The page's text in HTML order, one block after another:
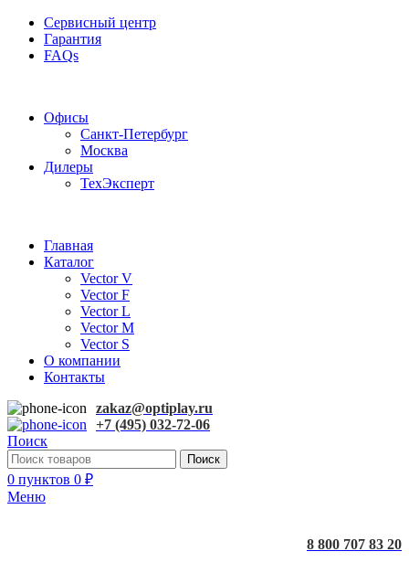
Сервисный центр
Гарантия
FAQs
Офисы
Санкт-Петербург
Москва
Дилеры
ТехЭксперт
Главная
Каталог
Vector V
Vector F
Vector L
Vector M
Vector S
О компании
Контакты
zakaz@optiplay.ru
+7 (495) 032-72-06
Поиск
Поиск
0 пунктов 0 ₽
Меню
8 800 707 83 20